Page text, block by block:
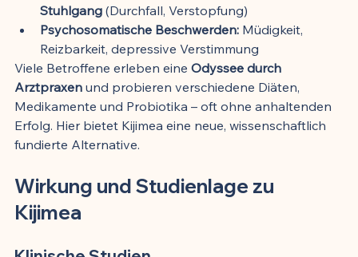
Stuhlgang (Durchfall, Verstopfung)
Psychosomatische Beschwerden: Müdigkeit,
Reizbarkeit, depressive Verstimmung
Viele Betroffene erleben eine Odyssee durch
Arztpraxen und probieren verschiedene Diäten,
Medikamente und Probiotika – oft ohne anhaltenden
Erfolg. Hier bietet Kijimea eine neue, wissenschaftlich
fundierte Alternative.
Wirkung und Studienlage zu
Kijimea